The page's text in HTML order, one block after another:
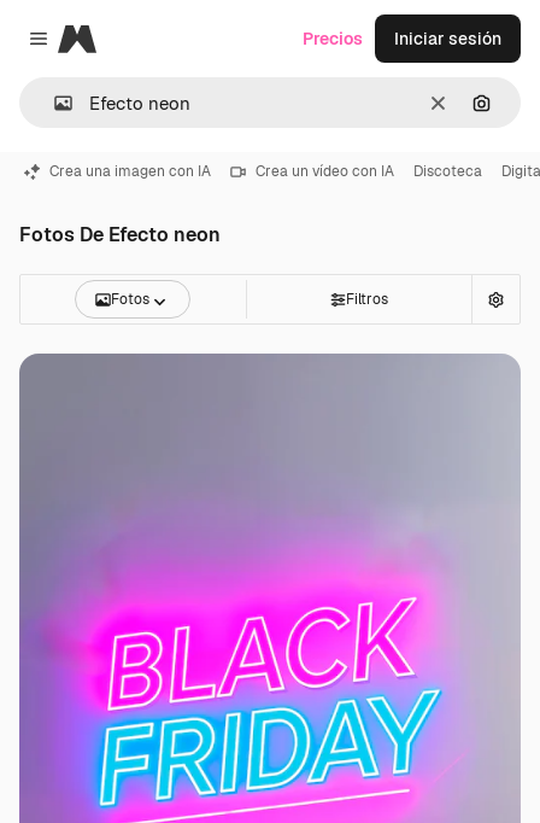
Close menu
Magnific
Borrar
Precios Iniciar sesión
Crea una imagen con IA Crea un vídeo con IA Discoteca
Fotos De Efecto neon
Fotos Filtros